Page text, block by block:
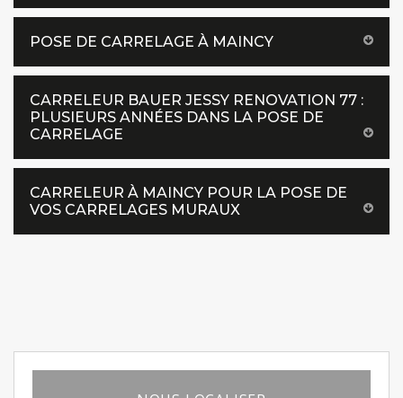
POSE DE CARRELAGE À MAINCY
CARRELEUR BAUER JESSY RENOVATION 77 :
PLUSIEURS ANNÉES DANS LA POSE DE
CARRELAGE
CARRELEUR À MAINCY POUR LA POSE DE
VOS CARRELAGES MURAUX